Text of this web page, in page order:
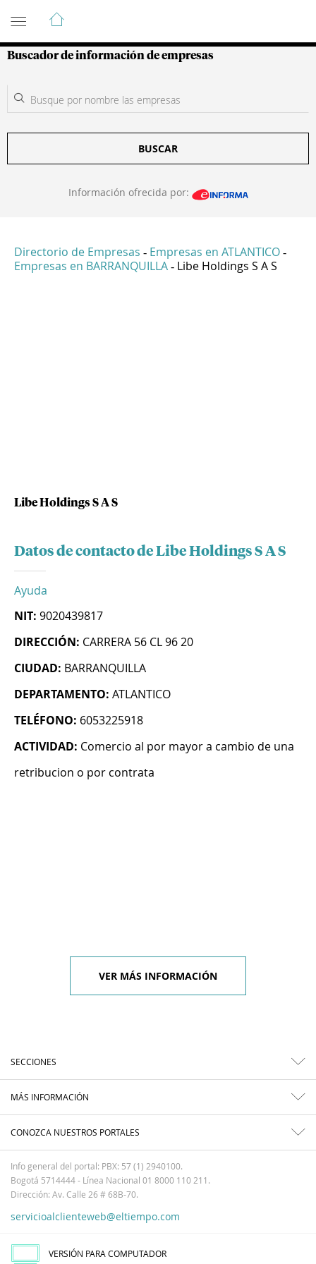
Guía de Empresas Colombianas
Buscador de información de empresas
BUSCAR
Información ofrecida por:
Directorio de Empresas - Empresas en ATLANTICO -
Empresas en BARRANQUILLA - Libe Holdings S A S
Libe Holdings S A S
Datos de contacto de Libe Holdings S A S
Ayuda
NIT: 9020439817
DIRECCIÓN: CARRERA 56 CL 96 20
CIUDAD: BARRANQUILLA
DEPARTAMENTO: ATLANTICO
TELÉFONO: 6053225918
ACTIVIDAD: Comercio al por mayor a cambio de una
retribucion o por contrata
VER MÁS INFORMACIÓN
SECCIONES
MÁS INFORMACIÓN
CONOZCA NUESTROS PORTALES
Info general del portal: PBX: 57 (1) 2940100.
Bogotá 5714444 - Línea Nacional 01 8000 110 211.
Dirección: Av. Calle 26 # 68B-70.
servicioalclienteweb@eltiempo.com
VERSIÓN PARA COMPUTADOR